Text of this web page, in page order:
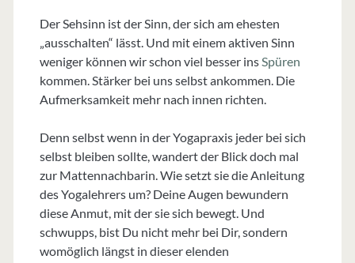
Der Sehsinn ist der Sinn, der sich am ehesten
„ausschalten“ lässt. Und mit einem aktiven Sinn
weniger können wir schon viel besser insSpüren
kommen. Stärker bei uns selbst ankommen. Die
Aufmerksamkeit mehr nach innen richten.
Denn selbst wenn in der Yogapraxis jeder bei sich
selbst bleiben sollte, wandert der Blick doch mal
zur Mattennachbarin. Wie setzt sie die Anleitung
des Yogalehrers um? Deine Augen bewundern
diese Anmut, mit der sie sich bewegt. Und
schwupps, bist Du nicht mehr bei Dir, sondern
womöglich längst in dieser elenden